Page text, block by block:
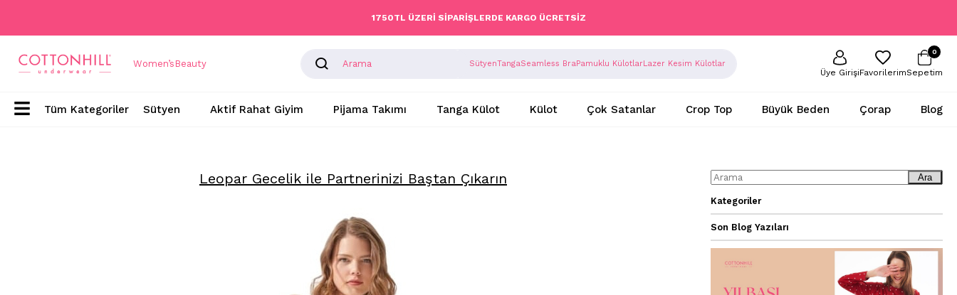
1750TL ÜZERİ SİPARİŞLERDE KARGO ÜCRETSİZ
Women’s Beauty SütyenTangaSeamless BraPamuklu KülotlarLazer Kesim Külotlar
Üye GirişiFavorilerimSepetim
0
Sütyen Aktif Rahat Giyim Pijama Takımı Tanga Külot Külot Çok Satanlar Crop Top Büyük Beden Çorap Blog
Leopar Gecelik ile Partnerinizi Baştan Çıkarın Ara
Kategoriler
Son Blog Yazıları